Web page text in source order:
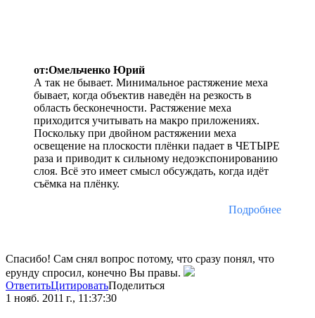
от:Омельченко Юрий
А так не бывает. Минимальное растяжение меха
бывает, когда объектив наведён на резкость в
область бесконечности. Растяжение меха
приходится учитывать на макро приложениях.
Поскольку при двойном растяжении меха
освещение на плоскости плёнки падает в ЧЕТЫРЕ
раза и приводит к сильному недоэкспонированию
слоя. Всё это имеет смысл обсуждать, когда идёт
съёмка на плёнку.
Подробнее
Спасибо! Сам снял вопрос потому, что сразу понял, что
ерунду спросил, конечно Вы правы.
ОтветитьЦитироватьПоделиться
1 нояб. 2011 г., 11:37:30